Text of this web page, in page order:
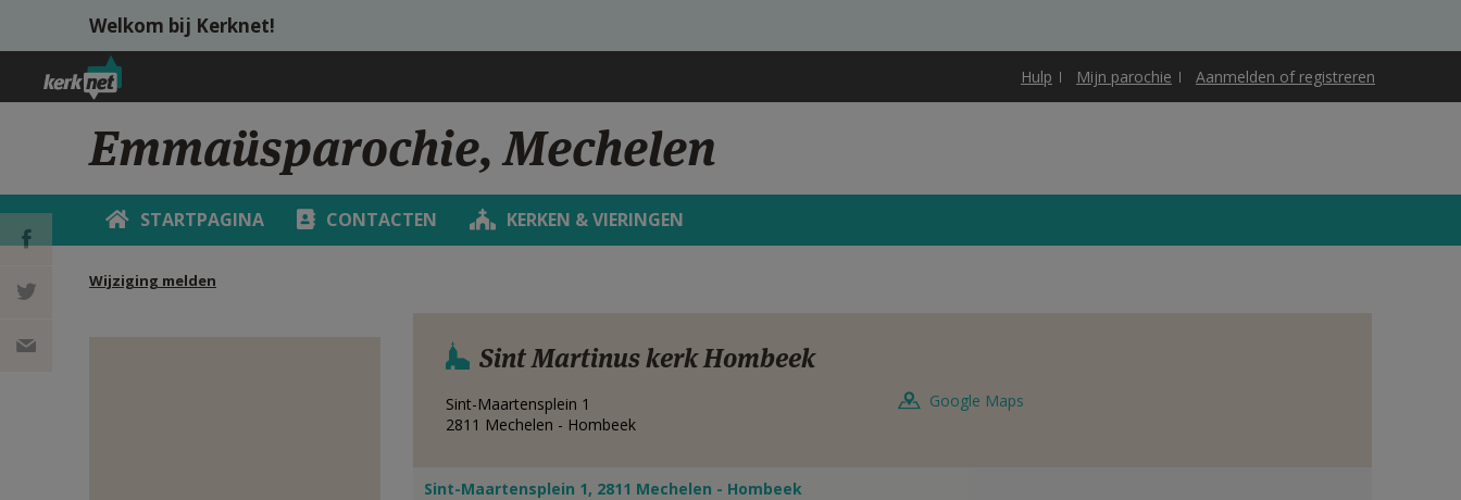
Overslaan en naar de inhoud gaan
Welkom bij Kerknet!
Hulp Mijn parochie Aanmelden of registreren
Emmaüsparochie, Mechelen
STARTPAGINA CONTACTEN KERKEN & VIERINGEN
Wijziging melden
DEEL OP
FACEBOOK
DEEL OP Sint Martinus kerk Hombeek
Sint-Maartensplein 1
2811 Mechelen - Hombeek
Google Maps
Sint-Maartensplein 1, 2811 Mechelen - Hombeek